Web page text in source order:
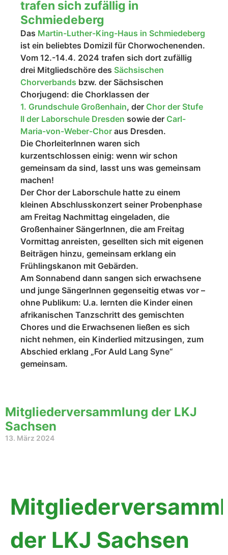
trafen sich zufällig in
Schmiedeberg
Das Martin-Luther-King-Haus in Schmiedeberg
ist ein beliebtes Domizil für Chorwochenenden.
Vom 12.-14.4. 2024 trafen sich dort zufällig
drei Mitgliedschöre des Sächsischen
Chorverbands bzw. der Sächsischen
Chorjugend: die Chorklassen der
1. Grundschule Großenhain, der Chor der Stufe
II der Laborschule Dresden sowie der Carl-
Maria-von-Weber-Chor aus Dresden.
Die ChorleiterInnen waren sich
kurzentschlossen einig: wenn wir schon
gemeinsam da sind, lasst uns was gemeinsam
machen!
Der Chor der Laborschule hatte zu einem
kleinen Abschlusskonzert seiner Probenphase
am Freitag Nachmittag eingeladen, die
Großenhainer SängerInnen, die am Freitag
Vormittag anreisten, gesellten sich mit eigenen
Beiträgen hinzu, gemeinsam erklang ein
Frühlingskanon mit Gebärden.
Am Sonnabend dann sangen sich erwachsene
und junge SängerInnen gegenseitig etwas vor –
ohne Publikum: U.a. lernten die Kinder einen
afrikanischen Tanzschritt des gemischten
Chores und die Erwachsenen ließen es sich
nicht nehmen, ein Kinderlied mitzusingen, zum
Abschied erklang „For Auld Lang Syne“
gemeinsam.
Mitgliederversammlung der LKJ
Sachsen
13. März 2024
der LKJ Sachsen